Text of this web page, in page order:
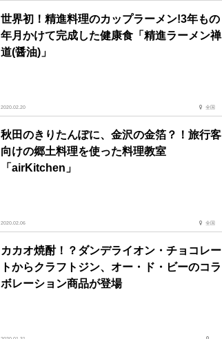
世界初！精進料理のカップラーメン!3年もの
年月かけて完成した健康食「精進ラーメン禅
道(醤油)」
2020.02.20 全国
秋田のきりたんぽに、金沢の金箔？！旅行客
向けの郷土料理を使った料理教室
「airKitchen」
2020.02.06 全国
カカオ焼酎！？ダンデライオン・チョコレー
トからクラフトジン、オー・ド・ビーのコラ
ボレーション商品が登場